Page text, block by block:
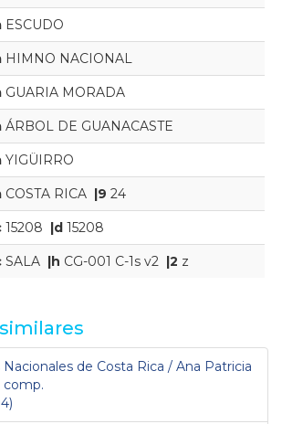
ESCUDO
HIMNO NACIONAL
GUARIA MORADA
ÁRBOL DE GUANACASTE
YIGÜIRRO
COSTA RICA |9 24
15208 |d 15208
SALA |h CG-001 C-1s v2 |2 z
de Costa Rica / Ana Patricia
comp.